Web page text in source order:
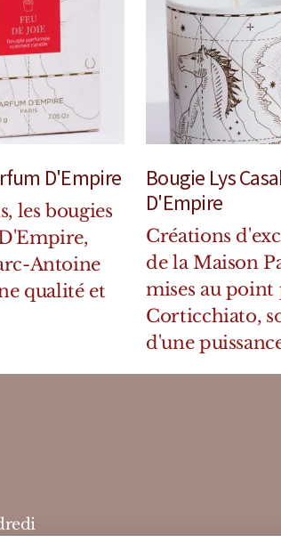
D'Empire
les bougies
Antoine
qualité et
Bougie Lys
D'Empire
Créations
de la Maison
mises au
Corticchiato,
d'une